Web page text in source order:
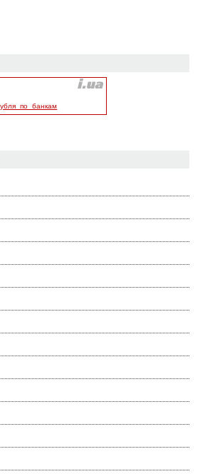
по банкам